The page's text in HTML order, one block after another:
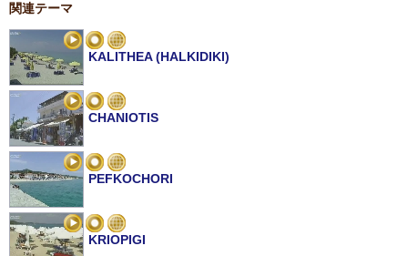
関連テーマ
KALITHEA (HALKIDIKI)
CHANIOTIS
PEFKOCHORI
KRIOPIGI